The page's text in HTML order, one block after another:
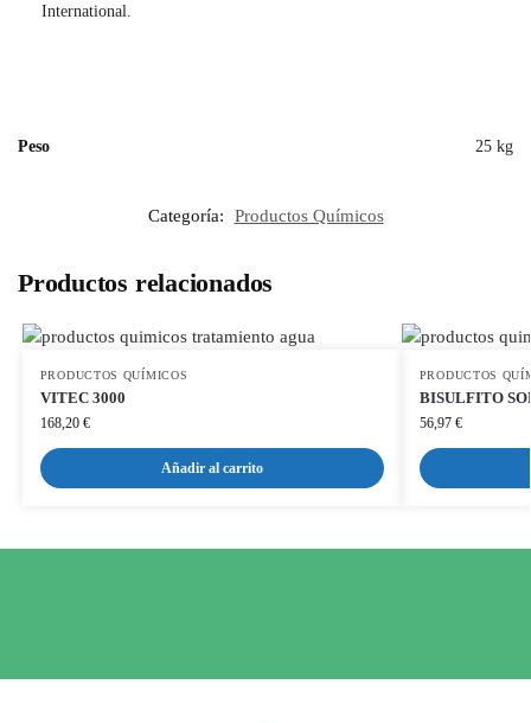
International.
Peso 25 kg
Categoría: Productos Químicos
Productos relacionados
PRODUCTOS QUÍMICOS
VITEC 3000
168,20 €
Añadir al carrito
PRODUCTOS
BISULFITO
56,97 €